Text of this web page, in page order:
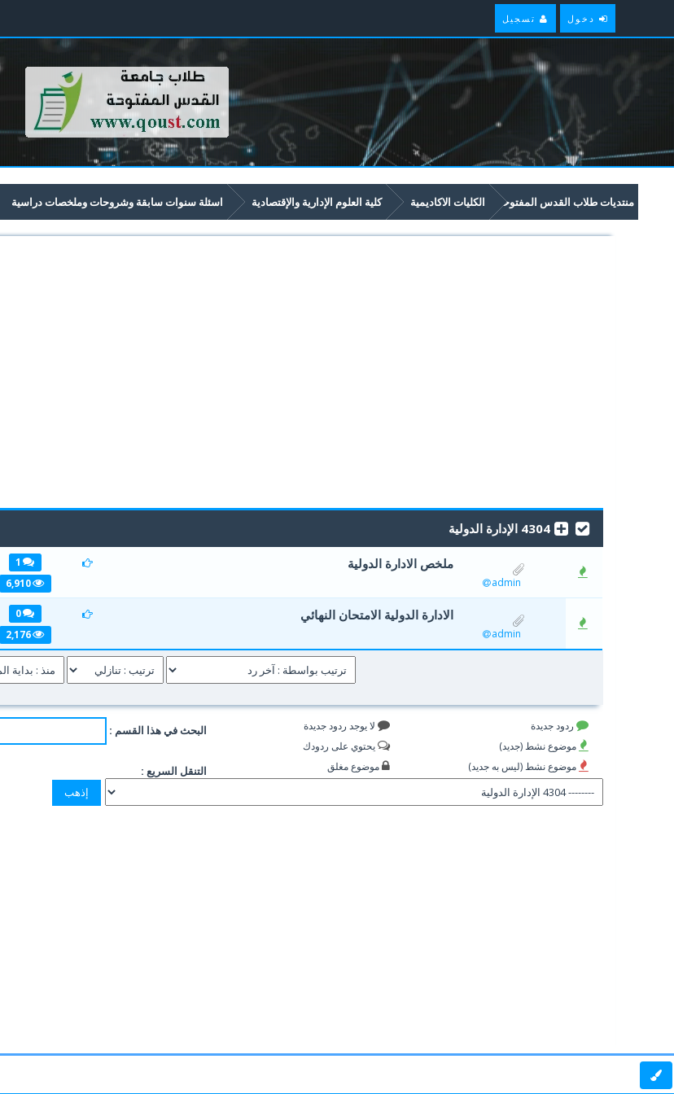
دخول تسجيل
منتديات طلاب القدس المفتوحة الكليات الاكاديمية كلية العلوم الإدارية والإقتصادية اسئلة سنوات سابقة وشروحات وملخصات دراسية
امتحانات سابقة وملخصات لمواد مستوى سنة ثالثة في برنامج العلوم الادارية والاقتصادية تبدأ برقم 43xx 4304 الإدارة الدولية
4304 الإدارة الدولية
ملخص الادارة الدولية
admin
1
6,910
1 أصوات - 2 من معدل 5 أصوات
الادارة الدولية الامتحان النهائي
admin
0
2,176
0 أصوات - 0 من معدل 5 أصوات 345
ردود جديدة
موضوع نشط (جديد)
موضوع نشط (ليس به جديد)
لا يوجد ردود جديدة
يحتوي على ردودك
موضوع مغلق
البحث في هذا القسم :
التنقل السريع :